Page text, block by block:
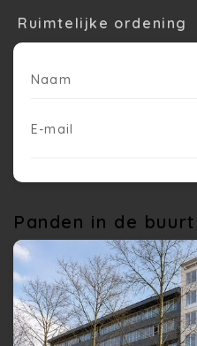
Ruimtelijke ordening
Naam
E-mail
Panden in de buurt